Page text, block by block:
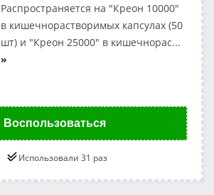
Распространяется на "Креон 10000"
в кишечнорастворимых капсулах (50
шт) и "Креон 25000" в кишечнорас...
»
Воспользоваться
Использовали 31 раз